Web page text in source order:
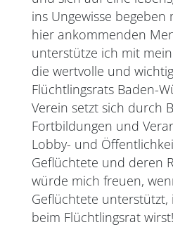
ins Ungewisse begeben
hier ankommenden
unterstütze ich mit
die wertvolle und
Flüchtlingsrats Baden-
Verein setzt sich durch
Fortbildungen und
Lobby- und
Geflüchtete und deren
würde mich freuen,
Geflüchtete
beim Flüchtlingsrat wirst!